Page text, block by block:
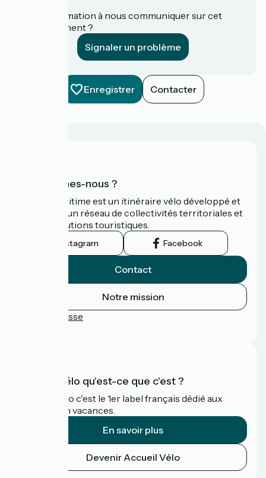
Une information à nous communiquer sur cet
établissement ?
Signaler un problème
Enregistrer Contacter
Qui sommes-nous ?
La Vélomaritime est un itinéraire vélo développé et
promu par un réseau de collectivités territoriales et
leurs institutions touristiques.
Instagram Facebook
Contact
Notre mission
Espace Presse
Accueil Vélo qu'est-ce que c'est ?
Accueil Vélo c'est le 1er label français dédié aux
cyclistes en vacances.
En savoir plus
Devenir Accueil Vélo